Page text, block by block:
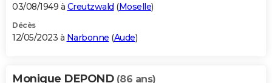
03/08/1949 à Creutzwald (Moselle)
Décès
12/05/2023 à Narbonne (Aude)
Monique DEPOND (86 ans)